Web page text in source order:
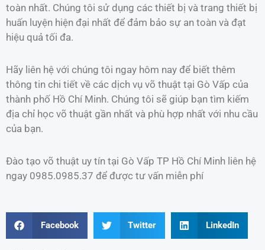
toàn nhất. Chúng tôi sử dụng các thiết bị và trang thiết bị
huấn luyện hiện đại nhất để đảm bảo sự an toàn và đạt
hiệu quả tối đa.
Hãy liên hệ với chúng tôi ngay hôm nay để biết thêm
thông tin chi tiết về các dịch vụ võ thuật tại Gò Vấp của
thành phố Hồ Chí Minh. Chúng tôi sẽ giúp bạn tìm kiếm
địa chỉ học võ thuật gần nhất và phù hợp nhất với nhu cầu
của bạn.
Đào tạo võ thuật uy tín tại Gò Vấp TP Hồ Chí Minh liên hệ
ngay 0985.0985.37 để được tư vấn miễn phí
Facebook Twitter LinkedIn